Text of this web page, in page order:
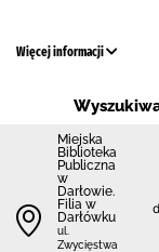
Więcej informacji
Miejska
Biblioteka
Publiczna
w
Darłowie.
Filia w
Darłówku
ul.
Zwycięstwa